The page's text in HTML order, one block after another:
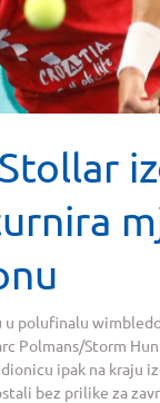
u polufinalu
Polmans/Storm
ipak na kraju
bez prilike za